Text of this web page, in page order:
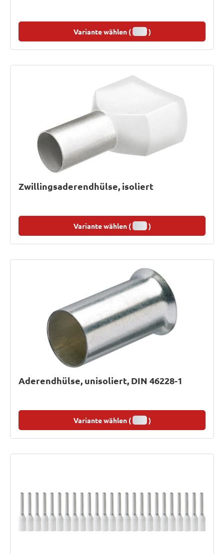
Variante wählen ( )
Zwillingsaderendhülse, isoliert
Variante wählen ( )
Aderendhülse, unisoliert, DIN 46228-1
Variante wählen ( )